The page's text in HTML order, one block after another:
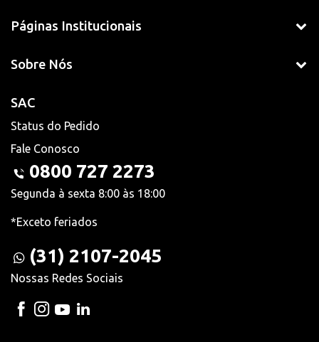
Páginas Institucionais
Sobre Nós
SAC
Status do Pedido
Fale Conosco
0800 727 2273
Segunda à sexta 8:00 às 18:00
*Exceto feriados
(31) 2107-2045
Nossas Redes Sociais